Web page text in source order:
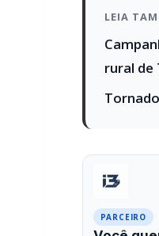
Você
RECURSOS
Site